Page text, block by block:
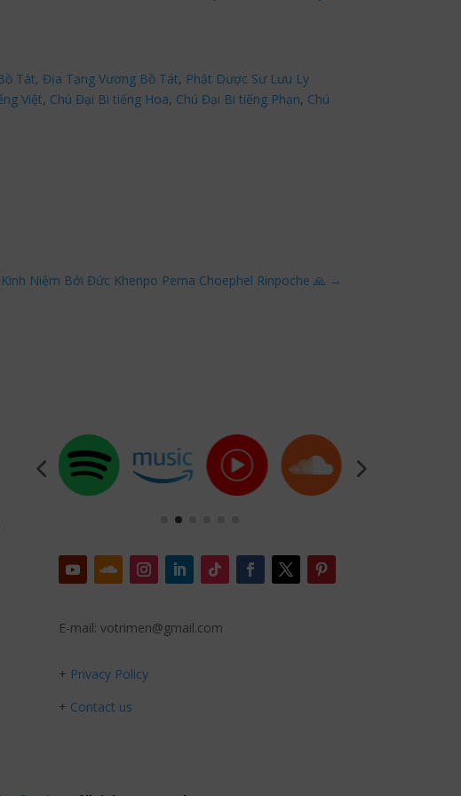
Tát, Địa Tạng Vương Bồ Tát, Phật Dược Sư Lưu Ly
Việt, Chú Đại Bi tiếng Hoa, Chú Đại Bi tiếng Phạn, Chú
Niệm Bởi Đức Khenpo Pema Choephel Rinpoche 🙏 →
E-mail: votrimen@gmail.com
+ Privacy Policy
+ Contact us